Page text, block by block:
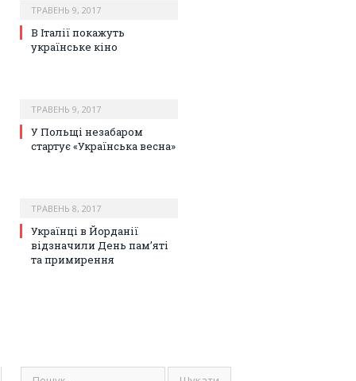
ТРАВЕНЬ 9, 2017
В Італії покажуть
українське кіно
ТРАВЕНЬ 9, 2017
У Польщі незабаром
стартує «Українська весна»
ТРАВЕНЬ 8, 2017
Українці в Йорданії
відзначили День пам’яті
та примирення